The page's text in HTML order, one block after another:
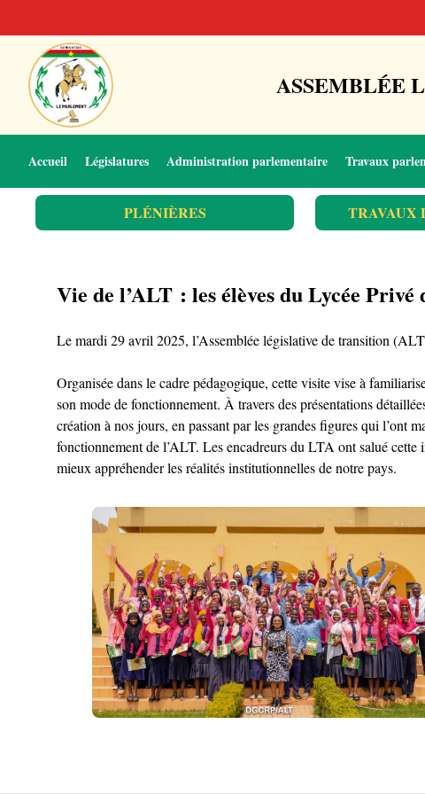
ASSEMBLÉE
Accueil Législatures Administration parlementaire Travaux
PLÉNIÈRES TRAVAUX
Vie de l’ALT : les élèves du Lycée
Le mardi 29 avril 2025, l’Assemblée législative de transition
Organisée dans le cadre pédagogique, cette visite vise à
son mode de fonctionnement. À travers des présentations
création à nos jours, en passant par les grandes figures qui l’ont
fonctionnement de l’ALT. Les encadreurs du LTA ont salué
mieux appréhender les réalités institutionnelles de notre pays.